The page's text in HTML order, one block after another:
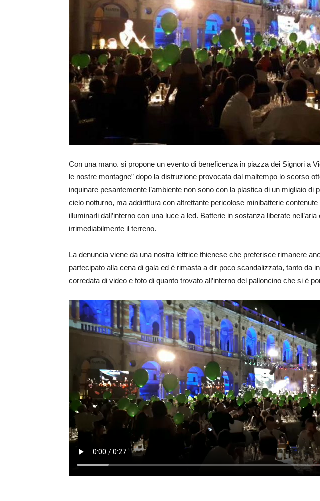
Con una mano, si propone un evento di beneficenza in piazza dei Signori a
le nostre montagne” dopo la distruzione provocata dal maltempo lo scorso
inquinare pesantemente l’ambiente non sono con la plastica di un migliaio di
cielo notturno, ma addirittura con altrettante pericolose minibatterie
illuminarli dall’interno con una luce a led. Batterie in sostanza liberate
irrimediabilmente il terreno.
La denuncia viene da una nostra lettrice thienese che preferisce rimanere
partecipato alla cena di gala ed è rimasta a dir poco scandalizzata, tanto da
corredata di video e foto di quanto trovato all’interno del palloncino che si è